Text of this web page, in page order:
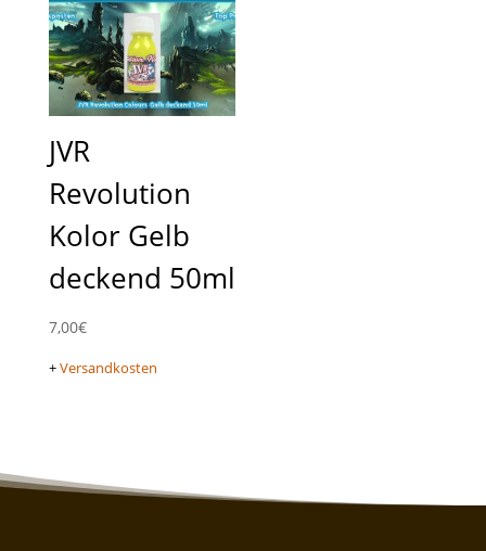
JVR
Revolution
Kolor Gelb
deckend 50ml
7,00€
+Versandkosten